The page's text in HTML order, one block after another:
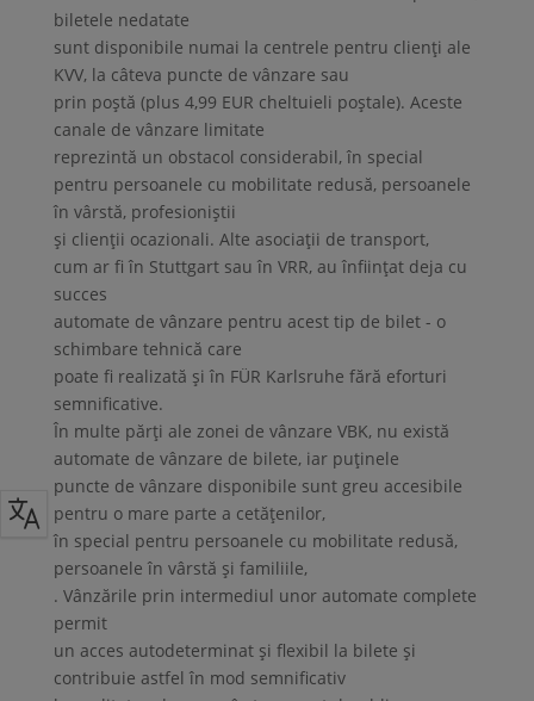
biletele nedatate
sunt disponibile numai la centrele pentru clienți ale
KVV, la câteva puncte de vânzare sau
prin poștă (plus 4,99 EUR cheltuieli poștale). Aceste
canale de vânzare limitate
reprezintă un obstacol considerabil, în special
pentru persoanele cu mobilitate redusă, persoanele
în vârstă, profesioniștii
și clienții ocazionali. Alte asociații de transport,
cum ar fi în Stuttgart sau în VRR, au înființat deja cu
succes
automate de vânzare pentru acest tip de bilet - o
schimbare tehnică care
poate fi realizată și în FÜR Karlsruhe fără eforturi
semnificative.
În multe părți ale zonei de vânzare VBK, nu există
automate de vânzare de bilete, iar puținele
puncte de vânzare disponibile sunt greu accesibile
pentru o mare parte a cetățenilor,
în special pentru persoanele cu mobilitate redusă,
persoanele în vârstă și familiile,
. Vânzările prin intermediul unor automate complete
permit
un acces autodeterminat și flexibil la bilete și
contribuie astfel în mod semnificativ